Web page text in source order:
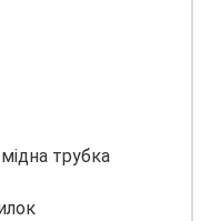
трубка